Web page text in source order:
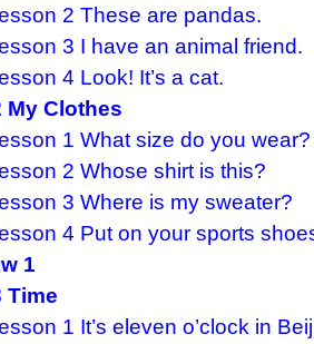
2 These are pandas.
3 I have an animal friend.
4 Look! It’s a cat.
My Clothes
1 What size do you wear?
2 Whose shirt is this?
3 Where is my sweater?
4 Put on your sports
1
Time
1 It’s eleven o’clock in